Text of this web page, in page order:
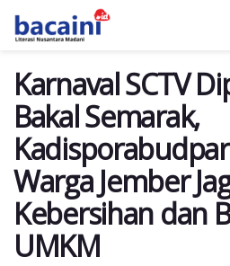
Karnaval SCTV
Bakal Semarak,
Warga Jember
Kebersihan dan
UMKM